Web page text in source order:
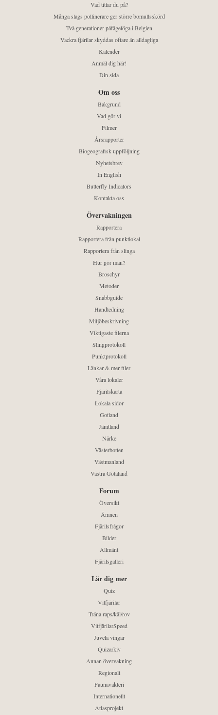
Vad tittar du på?
Många slags pollinerare ger större bomullsskörd
Två generationer påfågelöga i Belgien
Vackra fjärilar skyddas oftare än alldagliga
Kalender
Anmäl dig här!
Din sida
Om oss
Bakgrund
Vad gör vi
Filmer
Årsrapporter
Biogeografisk uppföljning
Nyhetsbrev
In English
Butterfly Indicators
Kontakta oss
Övervakningen
Rapportera
Rapportera från punktlokal
Rapportera från slinga
Hur gör man?
Broschyr
Metoder
Snabbguide
Handledning
Miljöbeskrivning
Viktigaste filerna
Slingprotokoll
Punktprotokoll
Länkar & mer filer
Våra lokaler
Fjärilskarta
Lokala sidor
Gotland
Jämtland
Närke
Västerbotten
Västmanland
Västra Götaland
Forum
Översikt
Ämnen
Fjärilsfrågor
Bilder
Allmänt
Fjärilsgalleri
Lär dig mer
Quiz
Vitfjärilar
Träna raps/kål/rov
VitfjärilarSpeed
Juvela vingar
Quizarkiv
Annan övervakning
Regionalt
Faunaväkteri
Internationellt
Atlasprojekt